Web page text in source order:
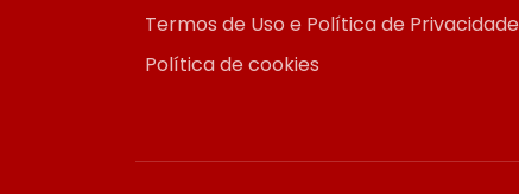
Termos de Uso e Política de Privacidade
Política de cookies